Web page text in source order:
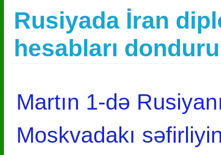
Rusiyada İran
hesabları
Martın 1-də
Moskvadakı